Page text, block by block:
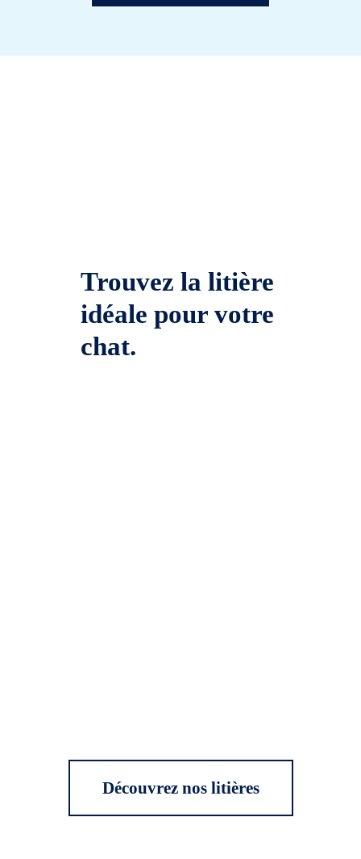
Trouvez la litière
idéale pour votre
chat.
Découvrez nos litières